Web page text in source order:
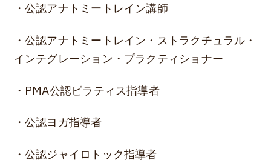
・公認アナトミートレイン講師
・公認アナトミートレイン・ストラクチュラル・
インテグレーション・プラクティショナー
・PMA公認ピラティス指導者
・公認ヨガ指導者
・公認ジャイロトック指導者